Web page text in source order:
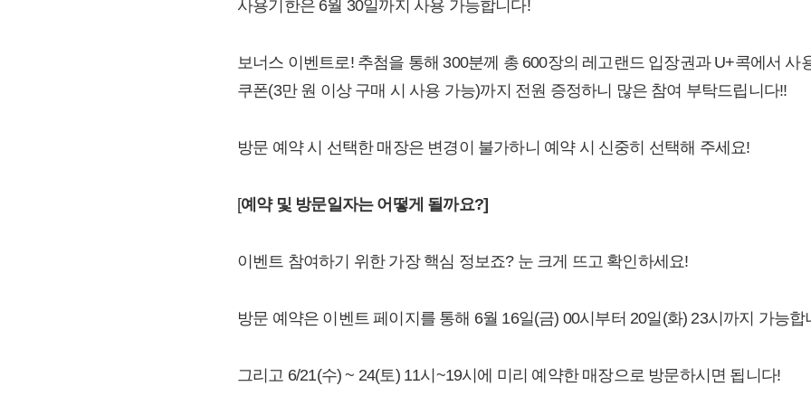
사용기한은 6월 30일까지 사용 가능합니다!
보너스 이벤트로! 추첨을 통해 300분께 총 600장의 레고랜드 입장권과 U+콕에서 사
쿠폰(3만 원 이상 구매 시 사용 가능)까지 전원 증정하니 많은 참여 부탁드립니다!!
방문 예약 시 선택한 매장은 변경이 불가하니 예약 시 신중히 선택해 주세요!
[예약 및 방문일자는 어떻게 될까요?]
이벤트 참여하기 위한 가장 핵심 정보죠? 눈 크게 뜨고 확인하세요!
방문 예약은 이벤트 페이지를 통해 6월 16일(금) 00시부터 20일(화) 23시까지 가능합
그리고 6/21(수) ~ 24(토) 11시~19시에 미리 예약한 매장으로 방문하시면 됩니다!